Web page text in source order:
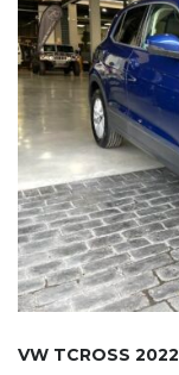
VW TCROSS 2022